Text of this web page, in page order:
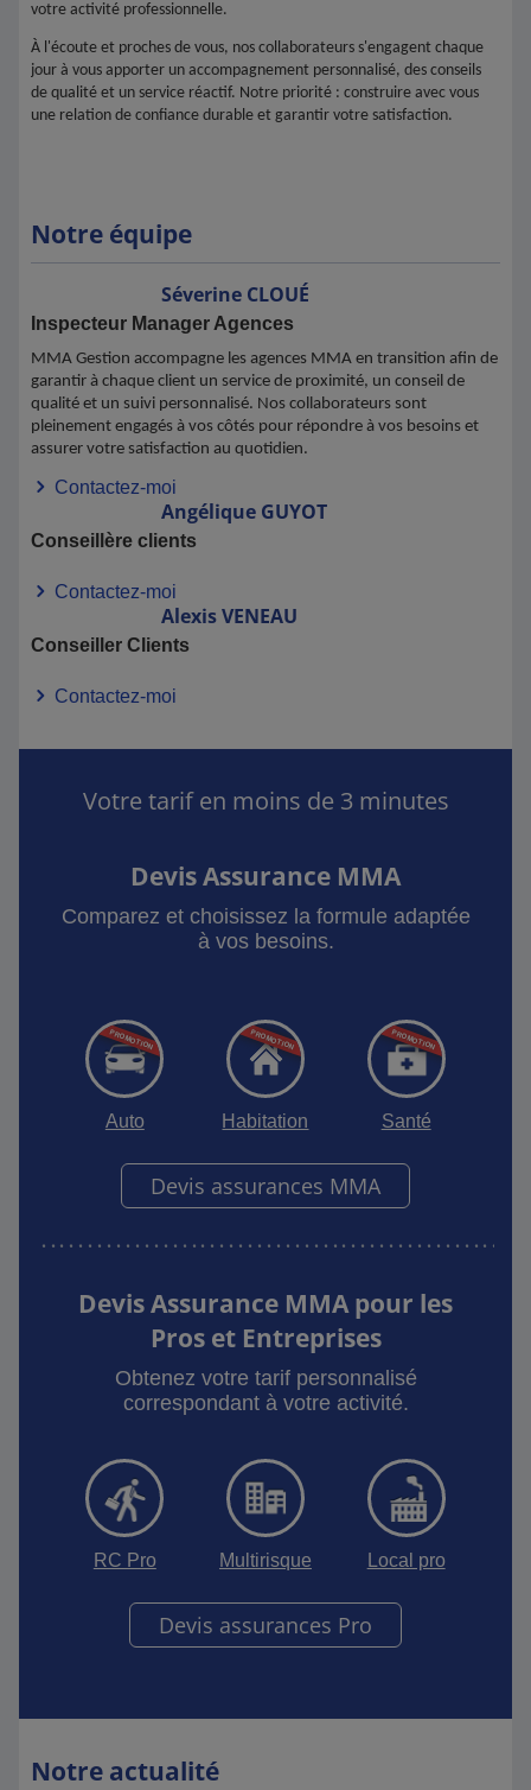
votre activité professionnelle.
À l'écoute et proches de vous, nos collaborateurs s'engagent chaque
jour à vous apporter un accompagnement personnalisé, des conseils
de qualité et un service réactif. Notre priorité : construire avec vous
une relation de confiance durable et garantir votre satisfaction.
Notre équipe
Séverine CLOUÉ
Inspecteur Manager Agences
MMA Gestion accompagne les agences MMA en transition afin de
garantir à chaque client un service de proximité, un conseil de
qualité et un suivi personnalisé. Nos collaborateurs sont
pleinement engagés à vos côtés pour répondre à vos besoins et
assurer votre satisfaction au quotidien.
Contactez-moi
Angélique GUYOT
Conseillère clients
Contactez-moi
AlexisVENEAU
Conseiller Clients
Contactez-moi
Votre tarif en moins de 3 minutes
Devis Assurance MMA
Comparez et choisissez la formule adaptée
à vos besoins.
Auto Habitation Santé
Devis assurances MMA
Devis Assurance MMA pour les
Pros et Entreprises
Obtenez votre tarif personnalisé
correspondant à votre activité.
RC Pro Multirisque Local pro
Devis assurances Pro
Notre actualité